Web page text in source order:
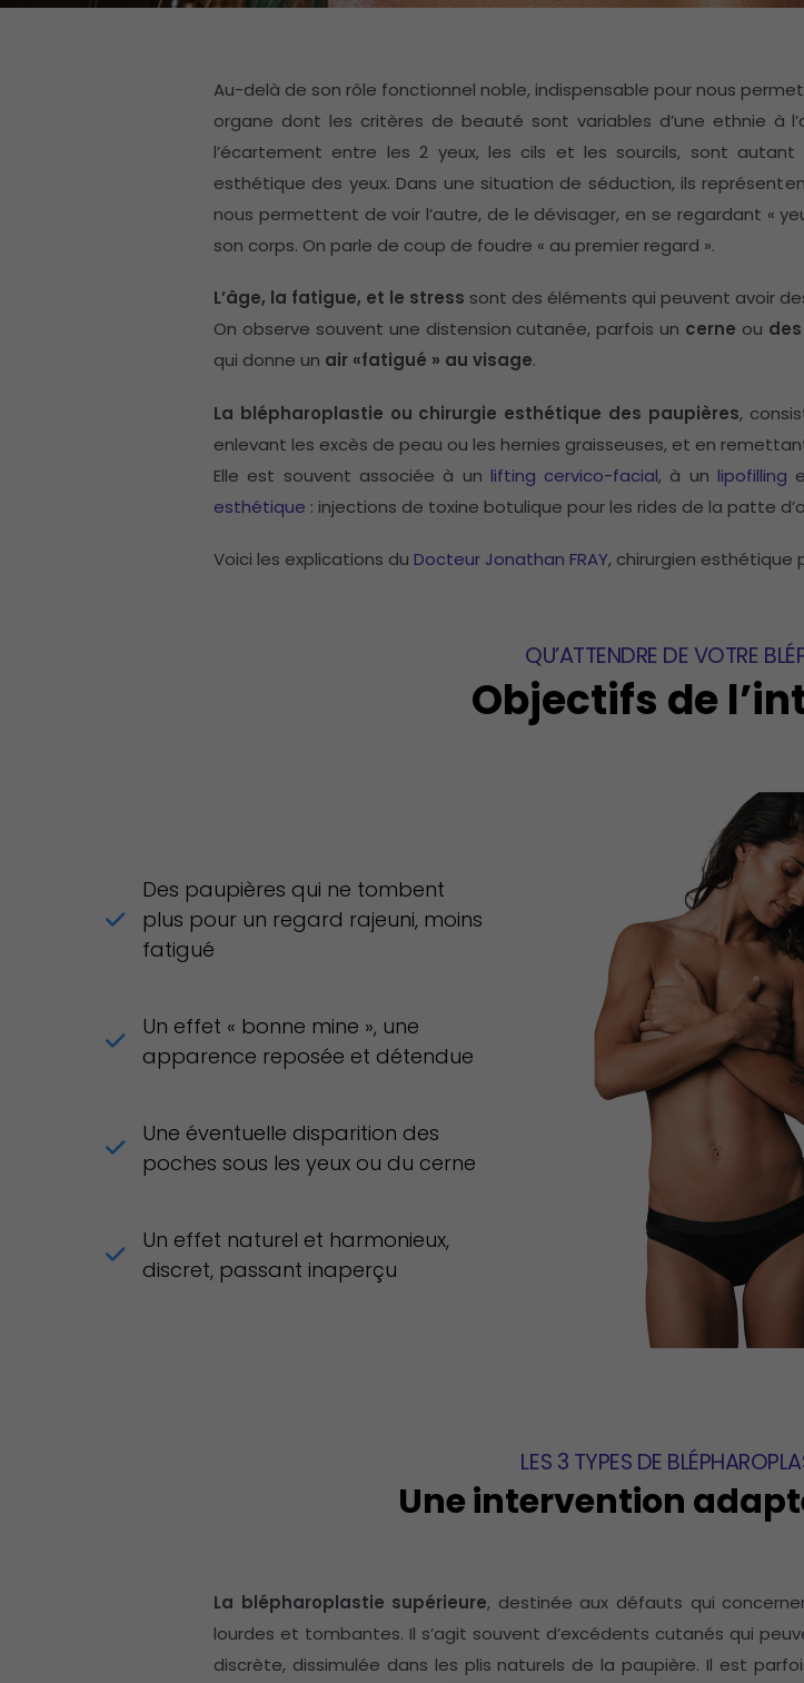
Au-delà de son rôle fonctionnel noble, indispensable pour nous
organe dont les critères de beauté sont variables d’une ethnie à
l’écartement entre les 2 yeux, les cils et les sourcils, sont
esthétique des yeux. Dans une situation de séduction, ils
nous permettent de voir l’autre, de le dévisager, en se regardant «
son corps. On parle de coup de foudre « au premier regard ».
L’âge, la fatigue, et le stress sont des éléments qui peuvent avoir
On observe souvent une distension cutanée, parfois un cerne ou
qui donne un air «fatigué » au visage.
La blépharoplastie ou chirurgie esthétique des paupières,
enlevant les excès de peau ou les hernies graisseuses, et en
Elle est souvent associée à un lifting cervico-facial, à un lipofilling
esthétique : injections de toxine botulique pour les rides de la patte
Voici les explications du Docteur Jonathan FRAY, chirurgien esthétique
QU’ATTENDRE DE VOTRE
Objectifs de
Des paupières qui ne tombent
plus pour un regard rajeuni, moins
fatigué
Un effet « bonne mine », une
apparence reposée et détendue
Une éventuelle disparition des
poches sous les yeux ou du cerne
Un effet naturel et harmonieux,
discret, passant inaperçu
LES 3 TYPES DE
Une intervention
La blépharoplastie supérieure, destinée aux défauts qui
lourdes et tombantes. Il s’agit souvent d’excédents cutanés qui
discrète, dissimulée dans les plis naturels de la paupière. Il est